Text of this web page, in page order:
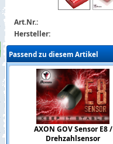
Art.Nr.:
Hersteller:
Passend zu diesem Artikel
AXON GOV Sensor E8 /
Drehzahlsensor